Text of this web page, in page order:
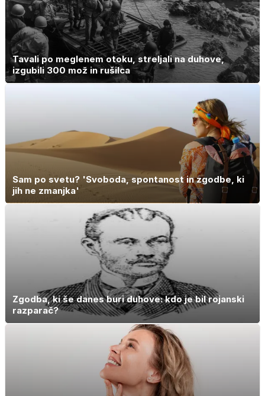
Tavali po meglenem otoku, streljali na duhove,
izgubili 300 mož in rušilca
Sam po svetu? 'Svoboda, spontanost in zgodbe, ki
jih ne zmanjka'
Zgodba, ki še danes buri duhove: kdo je bil rojanski
razparač?